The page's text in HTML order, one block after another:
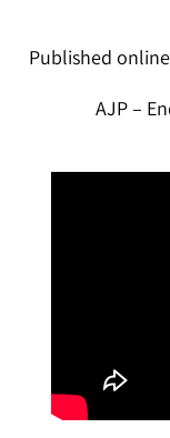
Published
AJP –